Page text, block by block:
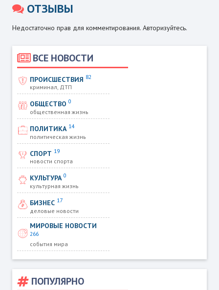
ВСЕ НОВОСТИ
ПРОИСШЕСТВИЯ 82
криминал, ДТП
ОБЩЕСТВО0
общественная жизнь
ПОЛИТИКА 14
политическая жизнь
СПОРТ 19
новости спорта
КУЛЬТУРА0
культурная жизнь
БИЗНЕС 17
деловые новости
МИРОВЫЕ НОВОСТИ
266
события мира
ПОПУЛЯРНО
ОТЗЫВЫ
Недостаточно прав для комментирования. Авторизуйтесь.